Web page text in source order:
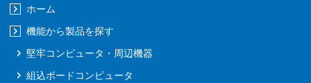
ホーム
機能から製品を探す
堅牢コンピュータ・周辺機器
組込ボードコンピュータ